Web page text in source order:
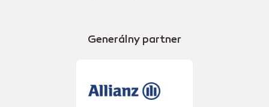
Generálny partner